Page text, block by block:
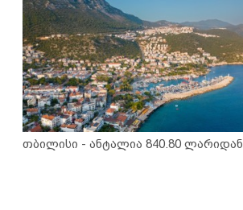
თბილისი - ანტალია 840.80 ლარიდან